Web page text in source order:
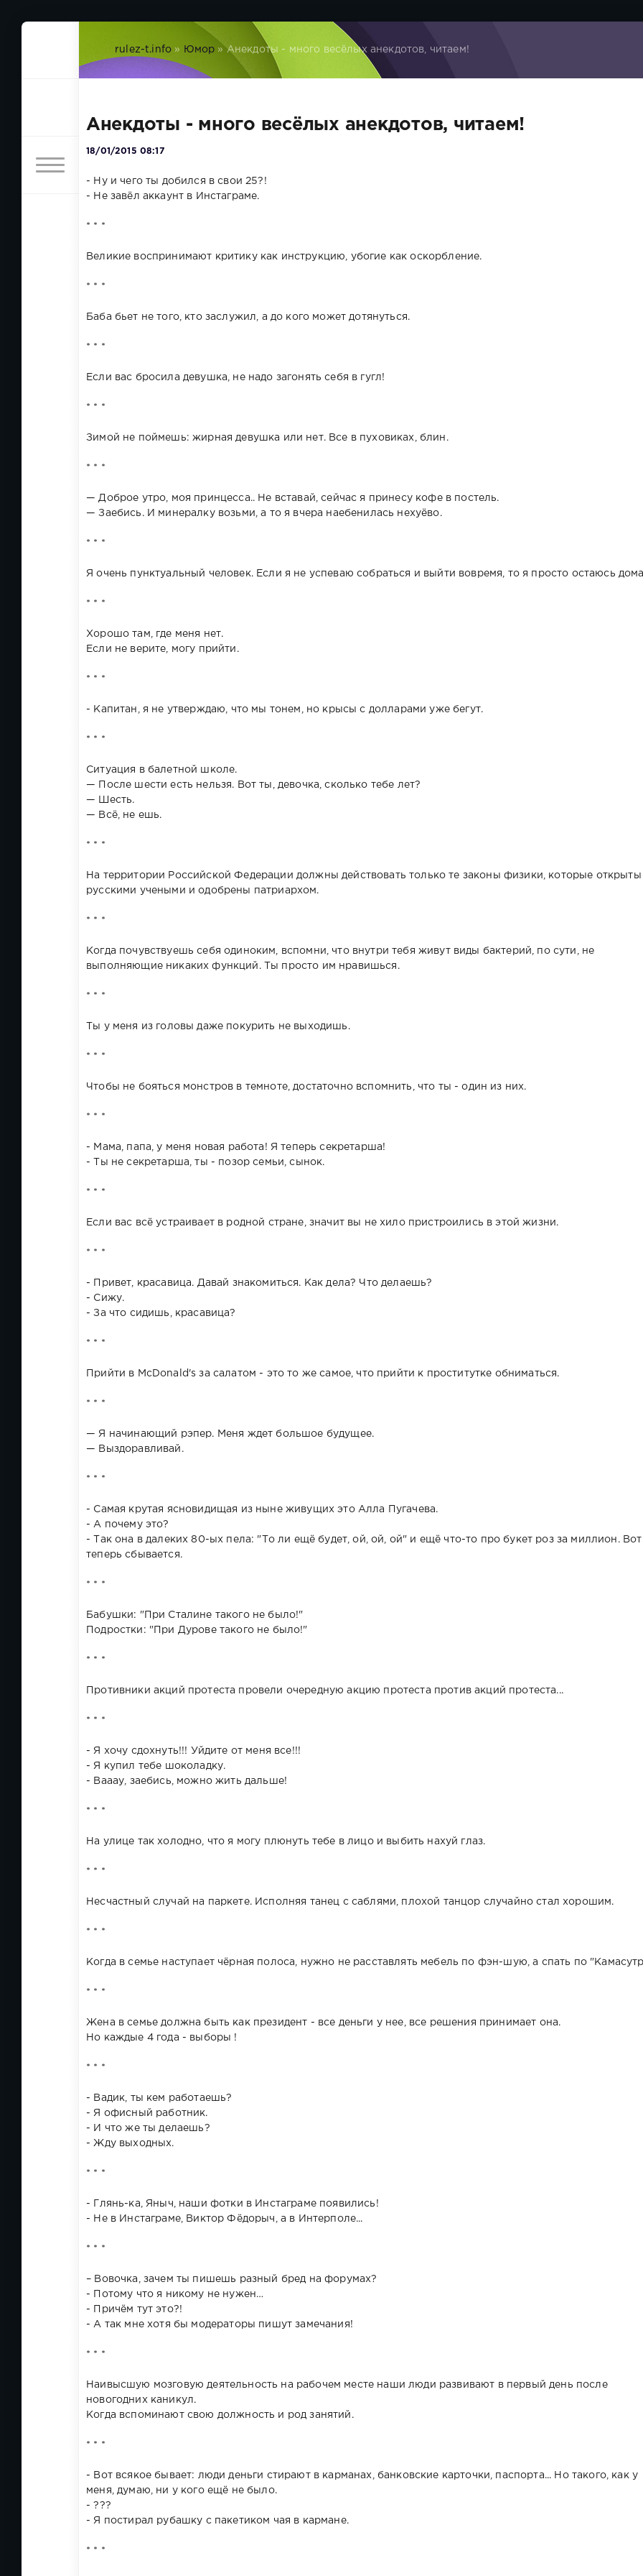
rulez-t.info » Юмор » Анекдоты - много весёлых анекдотов, читаем!
Анекдоты - много весёлых анекдотов, читаем!
18/01/2015 08:17
- Ну и чего ты добился в свои 25?!
- Не завёл аккаунт в Инстаграме.
* * *
Великие воспринимают критику как инструкцию, убогие как оскорбление.
* * *
Баба бьет не того, кто заслужил, а до кого может дотянуться.
* * *
Если вас бросила девушка, не надо загонять себя в гугл!
* * *
Зимой не поймешь: жирная девушка или нет. Все в пуховиках, блин.
* * *
— Доброе утро, моя принцесса.. Не вставай, сейчас я принесу кофе в постель.
— Заебись. И минералку возьми, а то я вчера наебенилась нехуёво.
* * *
Я очень пунктуальный человек. Если я не успеваю собраться и выйти вовремя, то я просто остаюсь
* * *
Хорошо там, где меня нет.
Если не верите, могу прийти.
* * *
- Капитан, я не утверждаю, что мы тонем, но крысы с долларами уже бегут.
* * *
Ситуация в балетной школе.
— После шести есть нельзя. Вот ты, девочка, сколько тебе лет?
— Шесть.
— Всё, не ешь.
* * *
На территории Российской Федерации должны действовать только те законы физики, которые открыты
русскими учеными и одобрены патриархом.
* * *
Когда почувствуешь себя одиноким, вспомни, что внутри тебя живут виды бактерий, по сути, не
выполняющие никаких функций. Ты просто им нравишься.
* * *
Ты у меня из головы даже покурить не выходишь.
* * *
Чтобы не бояться монстров в темноте, достаточно вспомнить, что ты - один из них.
* * *
- Мама, папа, у меня новая работа! Я теперь секретарша!
- Ты не секретарша, ты - позор семьи, сынок.
* * *
Если вас всё устраивает в родной стране, значит вы не хило пристроились в этой жизни.
* * *
- Привет, красавица. Давай знакомиться. Как дела? Что делаешь?
- Сижу.
- За что сидишь, красавица?
* * *
Прийти в McDonald's за салатом - это то же самое, что прийти к проститутке обниматься.
* * *
— Я начинающий рэпер. Меня ждет большое будущее.
— Выздоравливай.
* * *
- Самая крутая ясновидищая из ныне живущих это Алла Пугачева.
- А почему это?
- Так она в далеких 80-ых пела: "То ли ещё будет, ой, ой, ой" и ещё что-то про букет роз за миллион. Вот
теперь сбывается.
* * *
Бабушки: "При Сталине такого не было!"
Подростки: "При Дурове такого не было!"
* * *
Противники акций протеста провели очередную акцию протеста против акций протеста...
* * *
- Я хочу сдохнуть!!! Уйдите от меня все!!!
- Я купил тебе шоколадку.
- Вааау, заебись, можно жить дальше!
* * *
На улице так холодно, что я могу плюнуть тебе в лицо и выбить нахуй глаз.
* * *
Несчастный случай на паркете. Исполняя танец с саблями, плохой танцор случайно стал хорошим.
* * *
Когда в семье наступает чёрная полоса, нужно не расставлять мебель по фэн-шую, а спать по
* * *
Жена в семье должна быть как президент - все деньги у нее, все решения принимает она.
Но каждые 4 года - выборы !
* * *
- Вадик, ты кем работаешь?
- Я офисный работник.
- И что же ты делаешь?
- Жду выходных.
* * *
- Глянь-ка, Яныч, наши фотки в Инстаграме появились!
- Не в Инстаграме, Виктор Фёдорыч, а в Интерполе...
* * *
– Вовочка, зачем ты пишешь разный бред на форумах?
- Потому что я никому не нужен…
- Причём тут это?!
- А так мне хотя бы модераторы пишут замечания!
* * *
Наивысшую мозговую деятельность на рабочем месте наши люди развивают в первый день после
новогодних каникул.
Когда вспоминают свою должность и род занятий.
* * *
- Вот всякое бывает: люди деньги стирают в карманах, банковские карточки, паспорта... Но такого, как у
меня, думаю, ни у кого ещё не было.
- ???
- Я постирал рубашку с пакетиком чая в кармане.
* * *